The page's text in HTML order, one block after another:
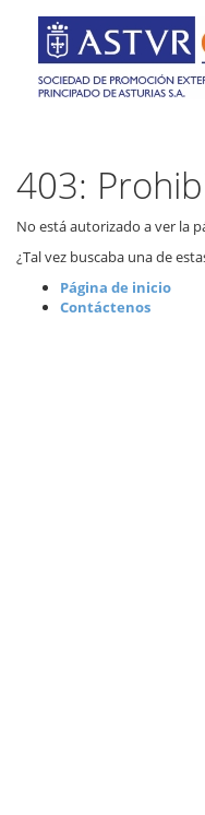
403:
No está autorizado a ver la
¿Tal vez buscaba una de
Página de inicio
Contáctenos